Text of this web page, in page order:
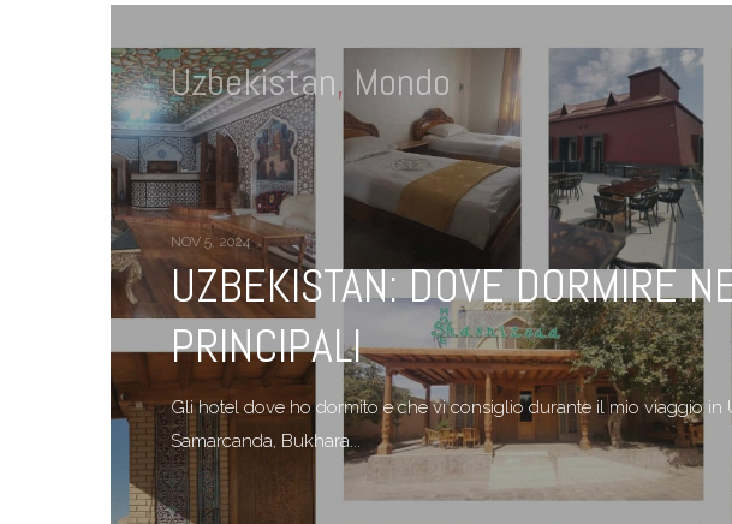
Uzbekistan, Mondo
NOV 5, 2024
UZBEKISTAN: DOVE DORMIRE
PRINCIPALI
Gli hotel dove ho dormito e che vi consiglio durante il mio viaggio in
Samarcanda, Bukhara...